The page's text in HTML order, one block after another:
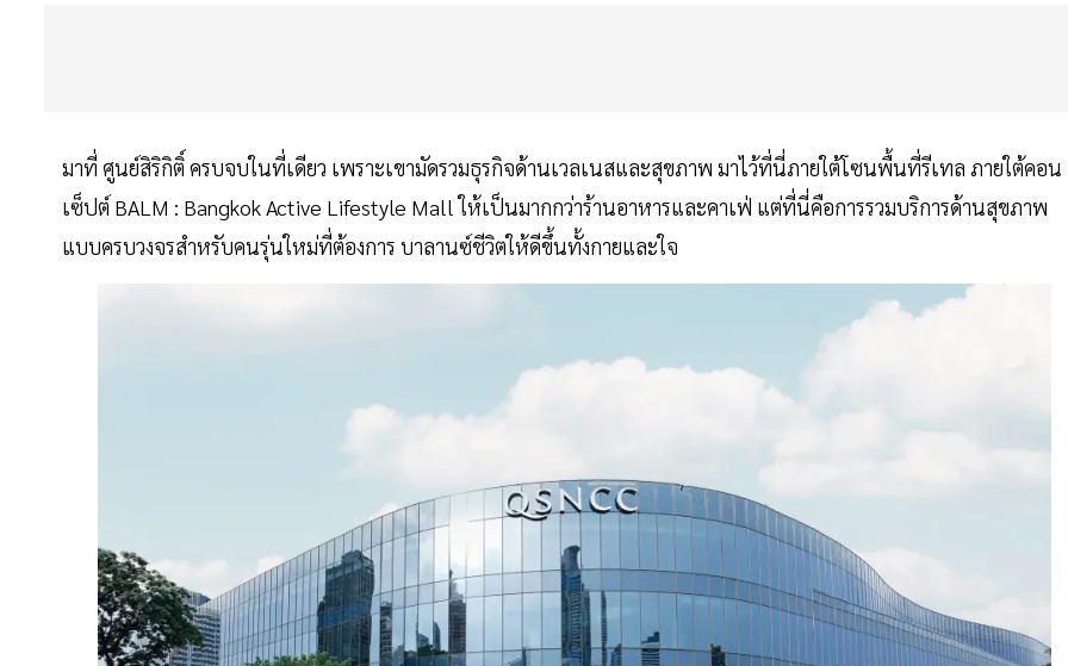
มาที่ ศูนย์สิริกิติ์ ครบจบในที่เดียว เพราะเขามัดรวมธุรกิจด้านเวลเนสและสุขภาพ มาไว้ที่นี่ภายใต้โซนพื้นที่รีเทล ภายใต้คอน
เซ็ปต์ BALM : Bangkok Active Lifestyle Mall ให้เป็นมากกว่าร้านอาหารและคาเฟ่ แต่ที่นี่คือการรวมบริการด้านสุขภาพ
แบบครบวงจรสำหรับคนรุ่นใหม่ที่ต้องการ บาลานซ์ชีวิตให้ดีขึ้นทั้งกายและใจ